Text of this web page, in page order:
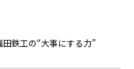
鉄工の“大事にする力”